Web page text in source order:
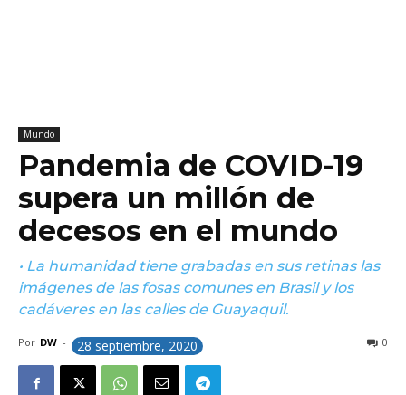
Mundo
Pandemia de COVID-19
supera un millón de
decesos en el mundo
• La humanidad tiene grabadas en sus retinas las
imágenes de las fosas comunes en Brasil y los
cadáveres en las calles de Guayaquil.
Por DW - 28 septiembre, 2020 0